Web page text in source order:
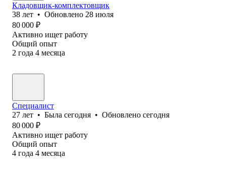
Кладовщик-комплектовщик
38 лет • Обновлено 28 июля
80 000 ₽
Активно ищет работу
Общий опыт
2 года 4 месяца
Специалист
27 лет • Была сегодня • Обновлено сегодня
80 000 ₽
Активно ищет работу
Общий опыт
4 года 4 месяца